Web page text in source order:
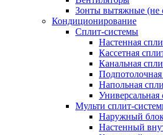
Зонты вытяжные (не
Кондиционирование
Сплит-системы
Настенная
Кассетная
Канальная
Напольная
Универсальная
Мульти сплит-
Наружный
Настенный